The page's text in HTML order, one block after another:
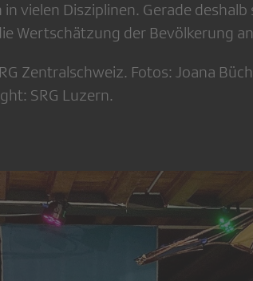
vielen Disziplinen. Gerade
Wertschätzung der Bevölkerung
Zentralschweiz. Fotos: Joana
SRG Luzern.